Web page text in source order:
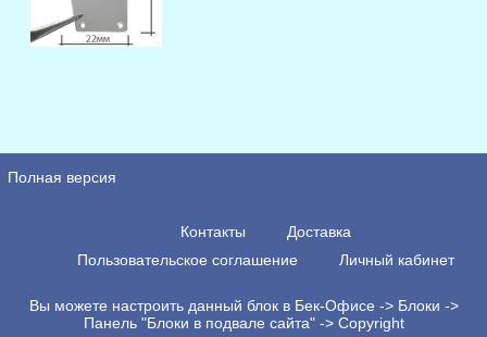
Полная версия
Контакты
Доставка
Пользовательское соглашение
Личный кабинет
Вы можете настроить данный блок в Бек-Офисе -> Блоки ->
Панель "Блоки в подвале сайта" -> Copyright